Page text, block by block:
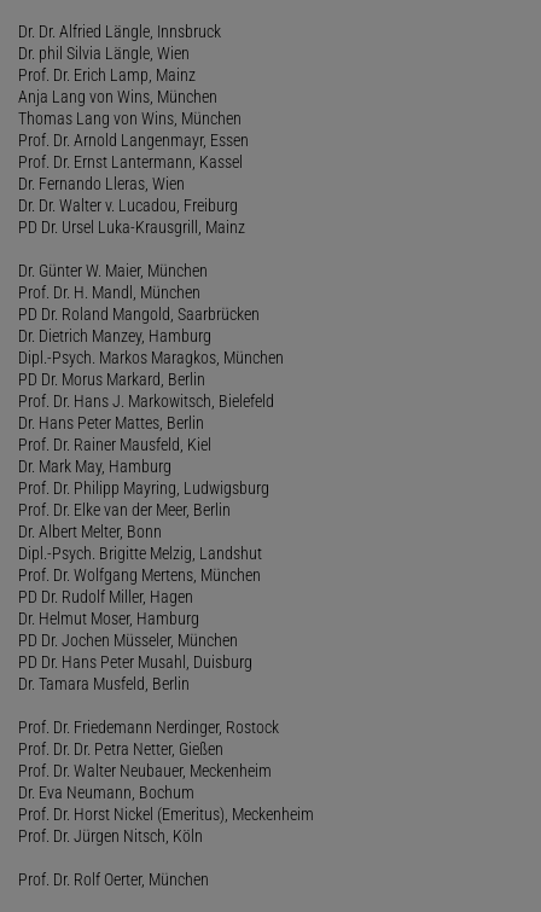
Dr. Dr. Alfried Längle, Innsbruck
Dr. phil Silvia Längle, Wien
Prof. Dr. Erich Lamp, Mainz
Anja Lang von Wins, München
Thomas Lang von Wins, München
Prof. Dr. Arnold Langenmayr, Essen
Prof. Dr. Ernst Lantermann, Kassel
Dr. Fernando Lleras, Wien
Dr. Dr. Walter v. Lucadou, Freiburg
PD Dr. Ursel Luka-Krausgrill, Mainz
Dr. Günter W. Maier, München
Prof. Dr. H. Mandl, München
PD Dr. Roland Mangold, Saarbrücken
Dr. Dietrich Manzey, Hamburg
Dipl.-Psych. Markos Maragkos, München
PD Dr. Morus Markard, Berlin
Prof. Dr. Hans J. Markowitsch, Bielefeld
Dr. Hans Peter Mattes, Berlin
Prof. Dr. Rainer Mausfeld, Kiel
Dr. Mark May, Hamburg
Prof. Dr. Philipp Mayring, Ludwigsburg
Prof. Dr. Elke van der Meer, Berlin
Dr. Albert Melter, Bonn
Dipl.-Psych. Brigitte Melzig, Landshut
Prof. Dr. Wolfgang Mertens, München
PD Dr. Rudolf Miller, Hagen
Dr. Helmut Moser, Hamburg
PD Dr. Jochen Müsseler, München
PD Dr. Hans Peter Musahl, Duisburg
Dr. Tamara Musfeld, Berlin
Prof. Dr. Friedemann Nerdinger, Rostock
Prof. Dr. Dr. Petra Netter, Gießen
Prof. Dr. Walter Neubauer, Meckenheim
Dr. Eva Neumann, Bochum
Prof. Dr. Horst Nickel (Emeritus), Meckenheim
Prof. Dr. Jürgen Nitsch, Köln
Prof. Dr. Rolf Oerter, München